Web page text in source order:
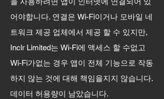
어야합니다. 연결은 Wi-Fi이거나 모바일 네
트워크 제공 업체에서 제공 할 수 있지만,
Inclr Limited는 Wi-Fi에 액세스 할 수없고
Wi-Fi가없는 경우 앱이 전체 기능으로 작동
하지 않는 것에 대해 책임을지지 않습니다.
데이터 허용량이 남았습니다.